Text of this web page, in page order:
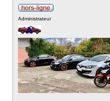
Administrateur